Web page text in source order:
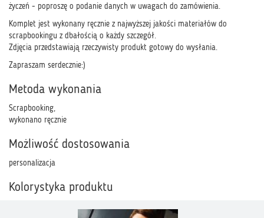
życzeń - poproszę o podanie danych w uwagach do zamówienia.
Komplet jest wykonany ręcznie z najwyższej jakości materiałów do
scrapbookingu z dbałością o każdy szczegół.
Zdjęcia przedstawiają rzeczywisty produkt gotowy do wysłania.
Zapraszam serdecznie:)
Metoda wykonania
Scrapbooking,
wykonano ręcznie
Możliwość dostosowania
personalizacja
Kolorystyka produktu